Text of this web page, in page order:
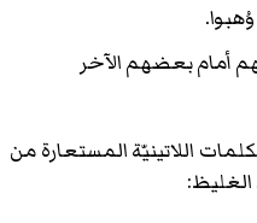
أمام بعضهم الآخر
اللاتينيّة المستعارة من
الغليظ: